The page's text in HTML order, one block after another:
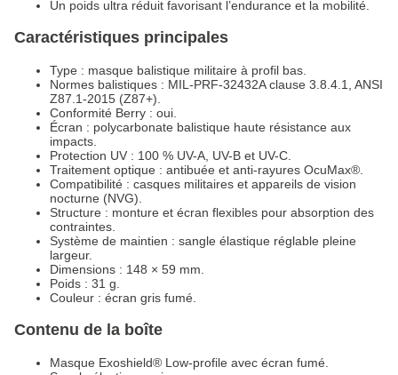
Un poids ultra réduit favorisant l’endurance et la mobilité.
Caractéristiques principales
Type : masque balistique militaire à profil bas.
Normes balistiques : MIL-PRF-32432A clause 3.8.4.1, ANSI
Z87.1-2015 (Z87+).
Conformité Berry : oui.
Écran : polycarbonate balistique haute résistance aux
impacts.
Protection UV : 100 % UV-A, UV-B et UV-C.
Traitement optique : antibuée et anti-rayures OcuMax®.
Compatibilité : casques militaires et appareils de vision
nocturne (NVG).
Structure : monture et écran flexibles pour absorption des
contraintes.
Système de maintien : sangle élastique réglable pleine
largeur.
Dimensions : 148 × 59 mm.
Poids : 31 g.
Couleur : écran gris fumé.
Contenu de la boîte
Masque Exoshield® Low-profile avec écran fumé.